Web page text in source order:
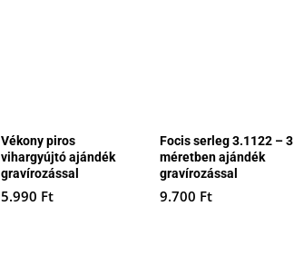
Vékony piros
vihargyújtó ajándék
gravírozással
5.990 Ft
Focis serleg 3.1122 – 3
méretben ajándék
gravírozással
9.700 Ft